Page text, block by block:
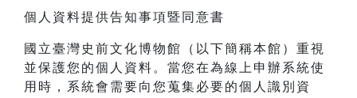
個人資料提供告知事項暨同意書
國立臺灣史前文化博物館（以下簡稱本館）重視
並保護您的個人資料。當您在為線上申辦系統使
用時，系統會需要向您蒐集必要的個人識別資